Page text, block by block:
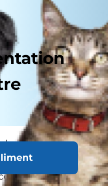
les flaques d’eau,
il rentre la
chiens